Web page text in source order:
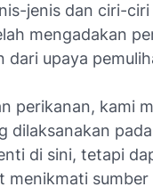
jenis dan ciri-
mengadakan
dari upaya
perikanan, kami
dilaksanakan
di sini, tetapi
menikmati